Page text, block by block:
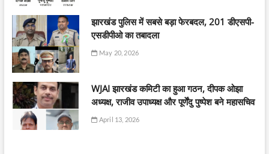
झारखंड पुलिस में सबसे बड़ा फेरबदल, 201 डीएसपी-
एसडीपीओ का तबादला
May 20, 2026
WJAI झारखंड कमिटी का हुआ गठन, दीपक ओझा
अध्यक्ष, राजीव उपाध्यक्ष और पूर्णेंदु पुष्पेश बने महासचिव
April 13, 2026